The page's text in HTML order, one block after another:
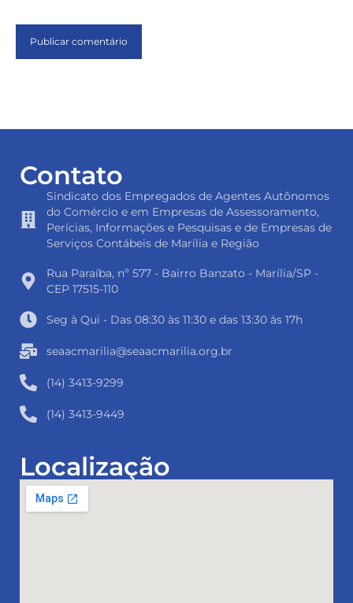
Contato
Sindicato dos Empregados de Agentes Autônomos
do Comércio e em Empresas de Assessoramento,
Perícias, Informações e Pesquisas e de Empresas de
Serviços Contábeis de Marília e Região
Rua Paraíba, nº 577 - Bairro Banzato - Marília/SP -
CEP 17515-110
Seg à Qui - Das 08:30 às 11:30 e das 13:30 às 17h
seaacmarilia@seaacmarilia.org.br
(14) 3413-9299
(14) 3413-9449
Localização